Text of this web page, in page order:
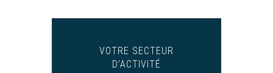
VOTRE SECTEUR
D’ACTIVITÉ